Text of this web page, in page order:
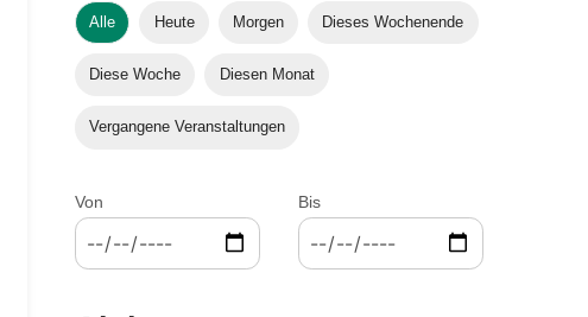
Alle Heute Morgen Dieses Wochenende
Diese Woche Diesen Monat
Vergangene Veranstaltungen
Von Bis